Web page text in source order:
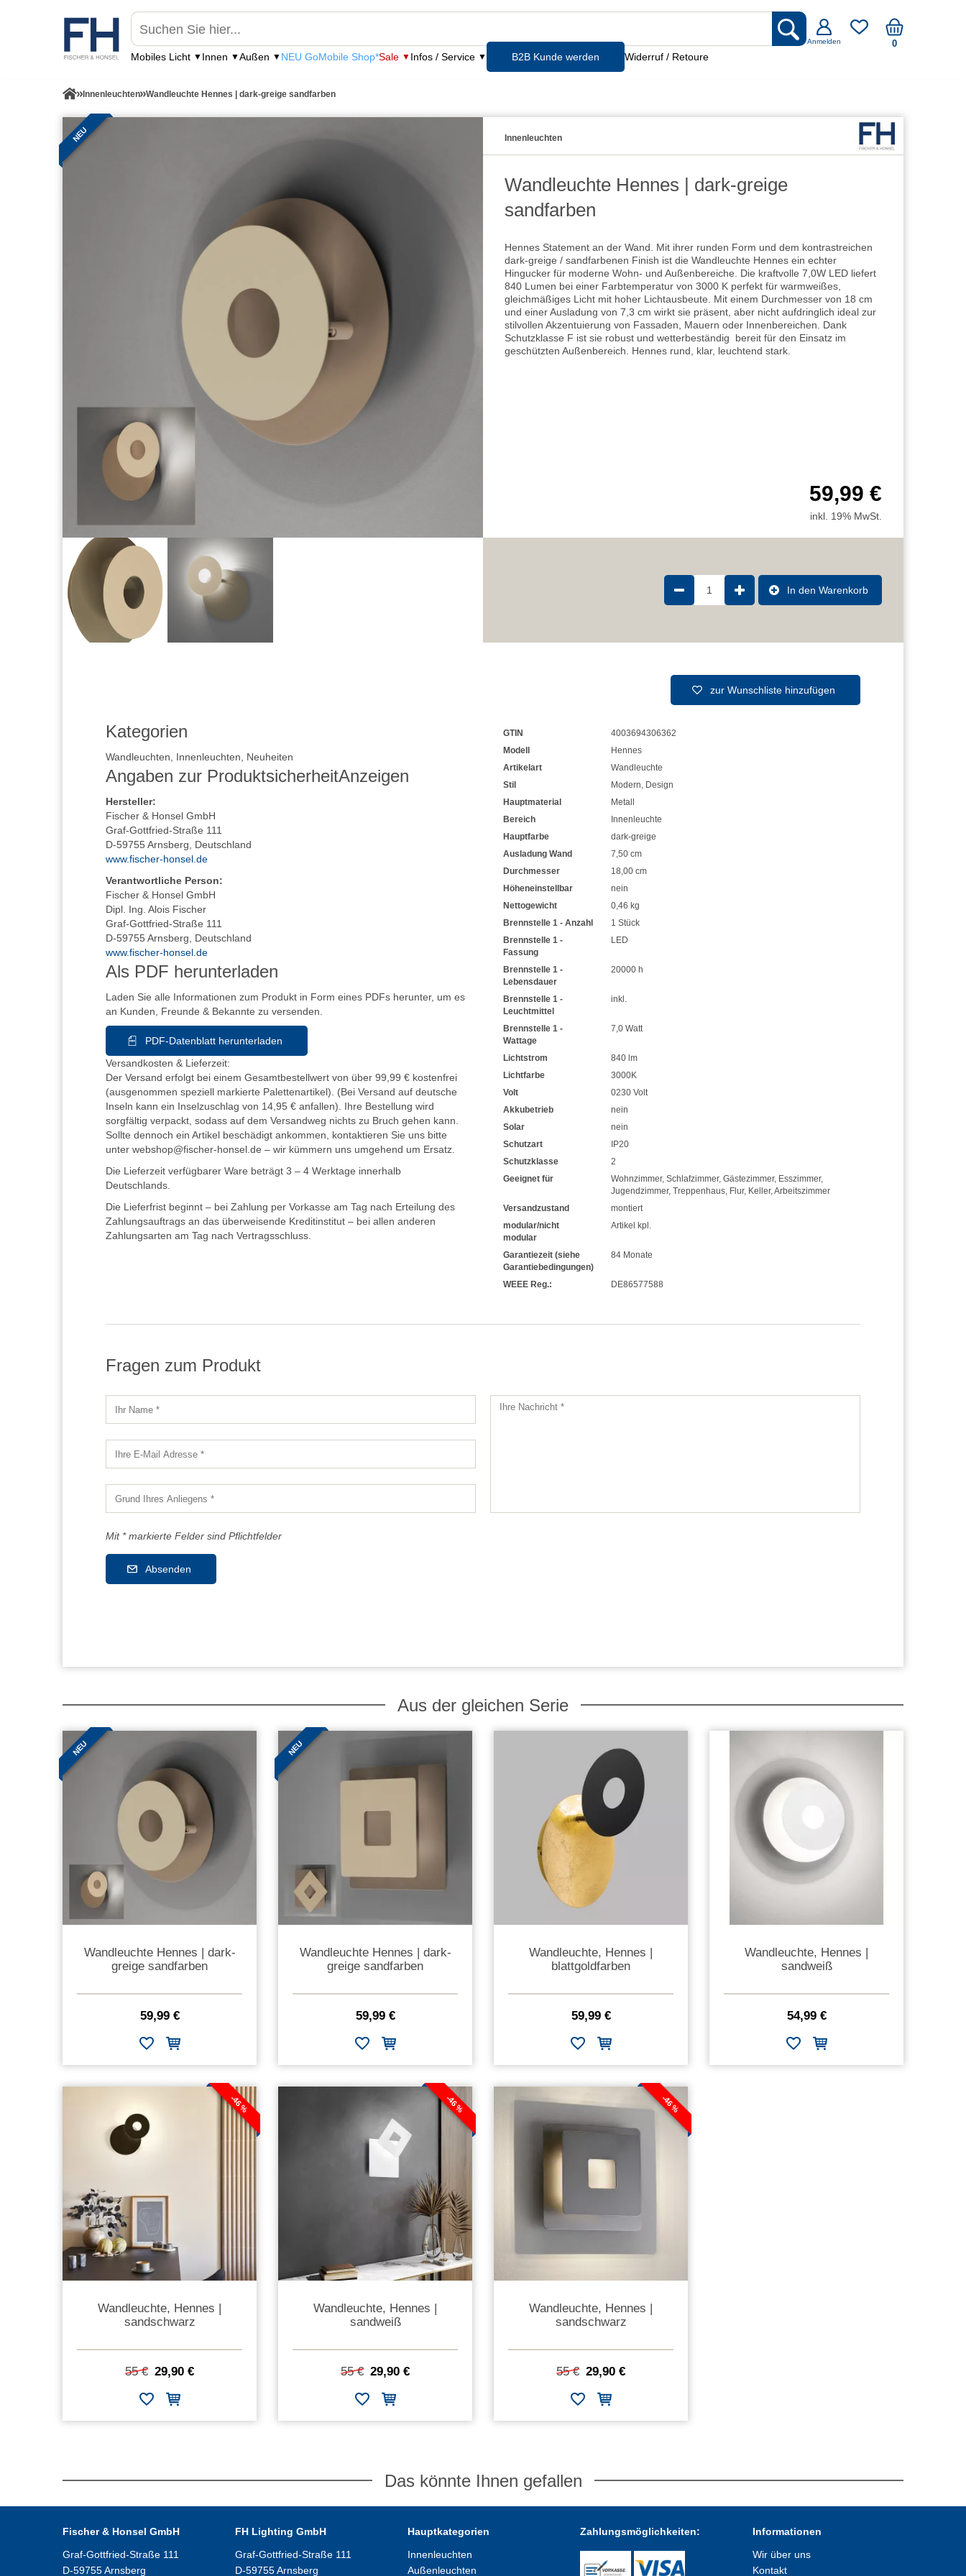
Anmelden 0
Mobiles Licht Innen Außen NEU GoMobile Shop*Sale Infos / Service B2B Kunde werden Widerruf / Retoure
Innenleuchten Wandleuchte Hennes | dark-greige sandfarben
NEU Innenleuchten
Wandleuchte Hennes | dark-greige
sandfarben
Hennes Statement an der Wand. Mit ihrer runden Form und dem kontrastreichen
dark-greige / sandfarbenen Finish ist die Wandleuchte Hennes ein echter
Hingucker für moderne Wohn- und Außenbereiche. Die kraftvolle 7,0W LED liefert
840 Lumen bei einer Farbtemperatur von 3000 K perfekt für warmweißes,
gleichmäßiges Licht mit hoher Lichtausbeute. Mit einem Durchmesser von 18 cm
und einer Ausladung von 7,3 cm wirkt sie präsent, aber nicht aufdringlich ideal zur
stilvollen Akzentuierung von Fassaden, Mauern oder Innenbereichen. Dank
Schutzklasse F ist sie robust und wetterbeständig  bereit für den Einsatz im
geschützten Außenbereich. Hennes rund, klar, leuchtend stark.
59,99 €
inkl. 19% MwSt.
1 In den Warenkorb
zur Wunschliste hinzufügen
Kategorien
Wandleuchten, Innenleuchten, Neuheiten
Angaben zur ProduktsicherheitAnzeigen
Hersteller:
Fischer & Honsel GmbH
Graf-Gottfried-Straße 111
D-59755 Arnsberg, Deutschland
www.fischer-honsel.de
Verantwortliche Person:
Fischer & Honsel GmbH
Dipl. Ing. Alois Fischer
Graf-Gottfried-Straße 111
D-59755 Arnsberg, Deutschland
www.fischer-honsel.de
Als PDF herunterladen
Laden Sie alle Informationen zum Produkt in Form eines PDFs herunter, um es
an Kunden, Freunde & Bekannte zu versenden.
PDF-Datenblatt herunterladen
Versandkosten & Lieferzeit:
Der Versand erfolgt bei einem Gesamtbestellwert von über 99,99 € kostenfrei
(ausgenommen speziell markierte Palettenartikel). (Bei Versand auf deutsche
Inseln kann ein Inselzuschlag von 14,95 € anfallen). Ihre Bestellung wird
sorgfältig verpackt, sodass auf dem Versandweg nichts zu Bruch gehen kann.
Sollte dennoch ein Artikel beschädigt ankommen, kontaktieren Sie uns bitte
unter webshop@fischer-honsel.de – wir kümmern uns umgehend um Ersatz.
Die Lieferzeit verfügbarer Ware beträgt 3 – 4 Werktage innerhalb
Deutschlands.
Die Lieferfrist beginnt – bei Zahlung per Vorkasse am Tag nach Erteilung des
Zahlungsauftrags an das überweisende Kreditinstitut – bei allen anderen
Zahlungsarten am Tag nach Vertragsschluss.
GTIN
4003694306362
Modell
Hennes
Artikelart
Wandleuchte
Stil
Modern, Design
Hauptmaterial
Metall
Bereich
Innenleuchte
Hauptfarbe
dark-greige
Ausladung Wand
7,50 cm
Durchmesser
18,00 cm
Höheneinstellbar
nein
Nettogewicht
0,46 kg
Brennstelle 1 - Anzahl
1 Stück
Brennstelle 1 -
Fassung
LED
Brennstelle 1 -
Lebensdauer
20000 h
Brennstelle 1 -
Leuchtmittel
inkl.
Brennstelle 1 -
Wattage
7,0 Watt
Lichtstrom
840 lm
Lichtfarbe
3000K
Volt
0230 Volt
Akkubetrieb
nein
Solar
nein
Schutzart
IP20
Schutzklasse
2
Geeignet für
Wohnzimmer, Schlafzimmer, Gästezimmer, Esszimmer,
Jugendzimmer, Treppenhaus, Flur, Keller,Arbeitszimmer
Versandzustand
montiert
modular/nicht
modular
Artikel kpl.
Garantiezeit (siehe
Garantiebedingungen)
84 Monate
WEEE Reg.: DE86577588
Fragen zum Produkt
Mit * markierte Felder sind Pflichtfelder
Absenden
Aus der gleichen Serie
NEU
Wandleuchte Hennes | dark-
greige sandfarben
59,99 €
NEU
Wandleuchte Hennes | dark-
greige sandfarben
59,99 €
Wandleuchte, Hennes |
blattgoldfarben
59,99 €
Wandleuchte, Hennes |
sandweiß
54,99 €
-46 %
Wandleuchte, Hennes |
sandschwarz
55 € 29,90 €
-46 %
Wandleuchte, Hennes |
sandweiß
55 € 29,90 €
-46 %
Wandleuchte, Hennes |
sandschwarz
55 € 29,90 €
Das könnte Ihnen gefallen
Fischer & Honsel GmbH
Graf-Gottfried-Straße 111
D-59755 Arnsberg
FH Lighting GmbH
Graf-Gottfried-Straße 111
D-59755 Arnsberg
Hauptkategorien
Innenleuchten
Außenleuchten
Zahlungsmöglichkeiten:
Informationen
Wir über uns
Kontakt